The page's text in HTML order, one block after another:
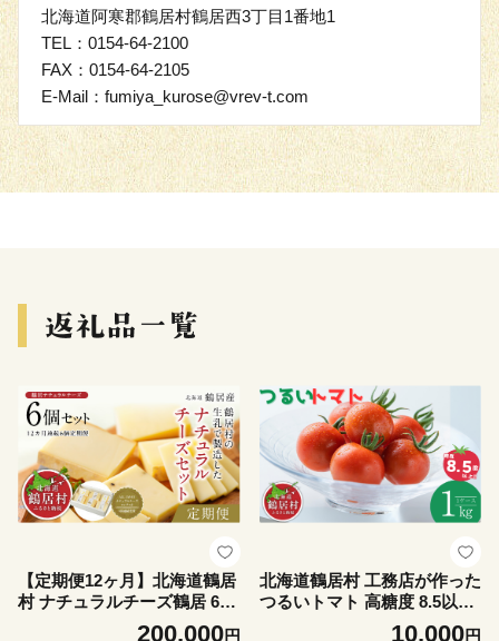
北海道阿寒郡鶴居村鶴居西3丁目1番地1
TEL：0154-64-2100
FAX：0154-64-2105
E-Mail：fumiya_kurose@vrev-t.com
【定期便12ヶ月】北海道鶴居
村 ナチュラルチーズ鶴居 6個
200,000円
北海道鶴居村 工務店が作った
つるいトマト 高糖度 8.5以上!
まるでフルーツのような甘さ
10,000円